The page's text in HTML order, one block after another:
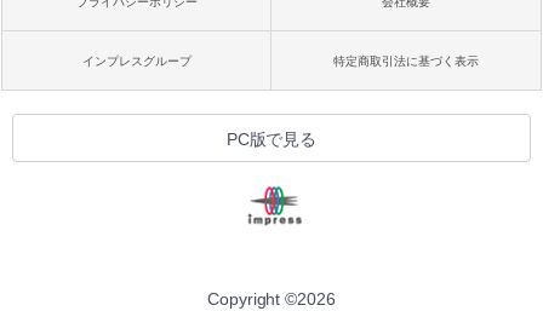
インプレスグループ 特定商取引法に基づく表示
PC版で見る
Copyright ©2026